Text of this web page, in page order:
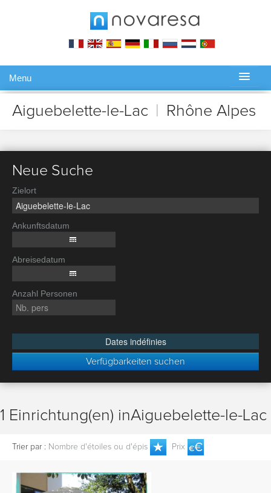
Menu
Gérer ma réservation
Aiguebelette-le-Lac Rhône Alpes
Neue Suche
Zielort
Ankunftsdatum
Abreisedatum
Anzahl Personen
Dates indéfinies
Verfügbarkeiten suchen
1 Einrichtung(en) inAiguebelette-le-Lac
Trier par : Nombre d'étoiles ou d'épis Prix